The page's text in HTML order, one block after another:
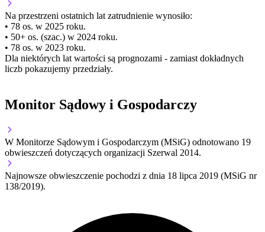
Na przestrzeni ostatnich lat zatrudnienie wynosiło:
• 78 os. w 2025 roku.
• 50+ os. (szac.) w 2024 roku.
• 78 os. w 2023 roku.
Dla niektórych lat wartości są prognozami - zamiast dokładnych
liczb pokazujemy przedziały.
Monitor Sądowy i Gospodarczy
W Monitorze Sądowym i Gospodarczym (MSiG) odnotowano 19
obwieszczeń dotyczących organizacji Szerwal 2014.
Najnowsze obwieszczenie pochodzi z dnia 18 lipca 2019 (MSiG nr
138/2019).